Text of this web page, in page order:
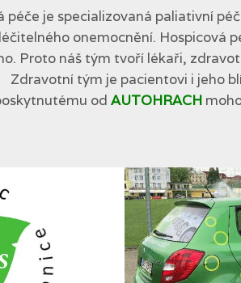
péče je specializovaná paliativní
onemocnění. Hospicová
Proto náš tým tvoří lékaři,
Zdravotní tým je pacientovi i jeho
od AUTOHRACH